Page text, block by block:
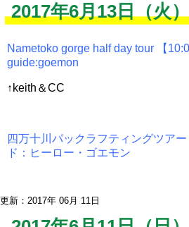
2017年6月13日（火）
Nametoko gorge half day tour 【
guide:goemon
↑keith＆CC
四万十川パックラフティングツア
ド：ヒーロー・ゴエモン
更新：2017年 06月 11日